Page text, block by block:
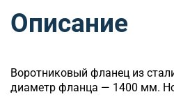
Описание
Воротниковый фланец из
диаметр фланца — 1400 мм.